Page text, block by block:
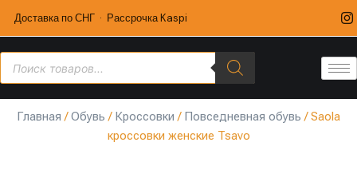
Доставка по СНГ · Рассрочка Kaspi
Главная /Обувь / Кроссовки / Повседневная обувь / Saola
кроссовки женские Tsavo